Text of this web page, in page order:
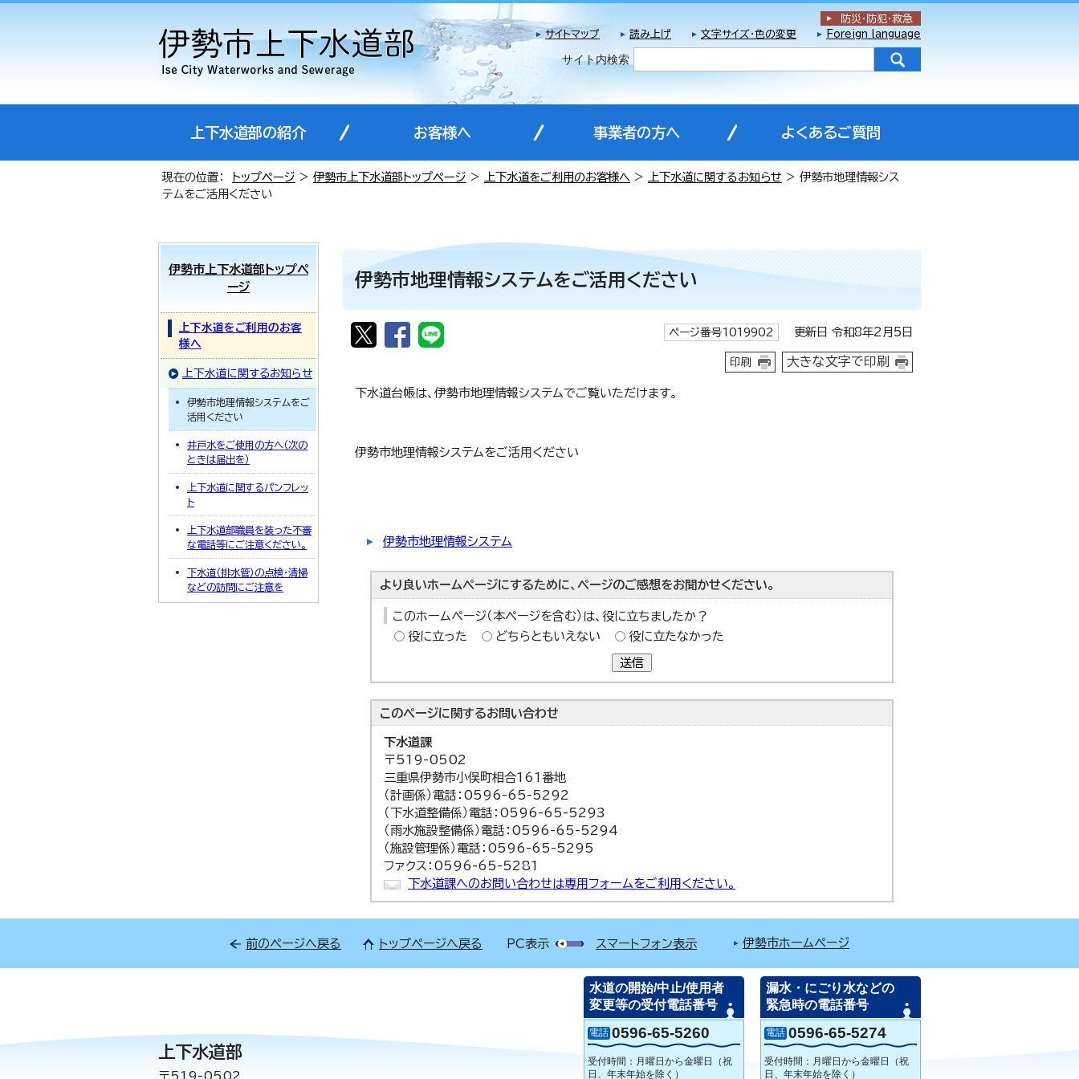
防災・防犯・救急
サイトマップ
読み上げ 文字サイズ・色の変更 Foreign language
サイト内検索
上下水道部の紹介 お客様へ 事業者の方へ よくあるご質問
現在の位置： トップページ > 伊勢市上下水道部トップページ > 上下水道をご利用のお客様へ > 上下水道に関するお知らせ > 伊勢市地理情報シス
テムをご活用ください
伊勢市地理情報システムをご活用ください
ページ番号1019902 更新日 令和8年2月5日
印刷 大きな文字で印刷
下水道台帳は、伊勢市地理情報システムでご覧いただけます。
伊勢市地理情報システムをご活用ください
伊勢市地理情報システム
より良いホームページにするために、ページのご感想をお聞かせください。
このホームページ（本ページを含む）は、役に立ちましたか？
役に立った
どちらともいえない 役に立たなかった
送信
このページに関するお問い合わせ
下水道課
〒519-0502
三重県伊勢市小俣町相合161番地
（計画係）電話：0596-65-5292
（下水道整備係）電話：0596-65-5293
（雨水施設整備係）電話：0596-65-5294
（施設管理係）電話：0596-65-5295
ファクス：0596-65-5281
下水道課へのお問い合わせは専用フォームをご利用ください。
伊勢市上下水道部トップペ
ージ
上下水道をご利用のお客
様へ
上下水道に関するお知らせ
伊勢市地理情報システムをご
活用ください
井戸水をご使用の方へ（次の
ときは届出を）
上下水道に関するパンフレッ
ト
上下水道部職員を装った不審
な電話等にご注意ください。
下水道（排水管）の点検・清掃
などの訪問にご注意を
前のページへ戻る トップページへ戻る PC表示 スマートフォン表示 伊勢市ホームページ
上下水道部
〒519-0502
水道の開始/中止/使用者
変更等の受付電話番号
電話 0596-65-5260
受付時間：月曜日から金曜日（祝
日、年末年始を除く）
漏水・にごり水などの
緊急時の電話番号
電話 0596-65-5274
受付時間：月曜日から金曜日（祝
日、年末年始を除く）